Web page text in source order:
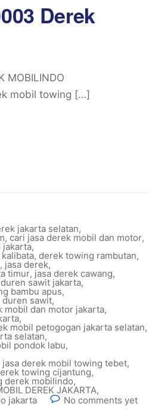
Derek
MOBILINDO
mobil towing […]
jakarta selatan,
, cari jasa derek mobil dan motor,
jakarta,
, derek towing rambutan,
, jasa derek,
timur, jasa derek cawang,
sawit jakarta,
bambu apus,
duren sawit,
mobil dan motor jakarta,
,
mobil petogogan jakarta selatan,
selatan,
pondok labu,
jasa derek mobil towing tebet,
towing cijantung,
derek mobilindo,
DEREK JAKARTA,
jakarta No comments yet